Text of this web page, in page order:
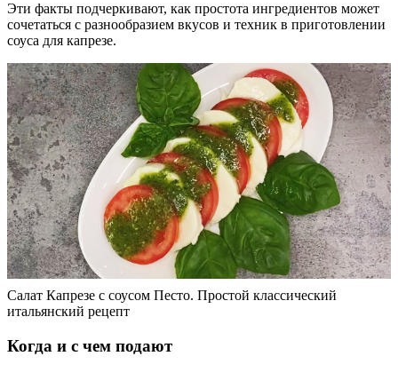
Эти факты подчеркивают, как простота ингредиентов может
сочетаться с разнообразием вкусов и техник в приготовлении
соуса для капрезе.
Салат Капрезе с соусом Песто. Простой классический
итальянский рецепт
Когда и с чем подают